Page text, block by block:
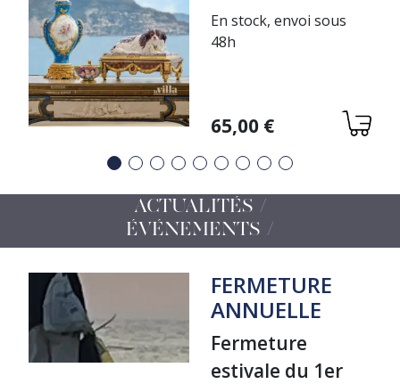
En stock, envoi sous
48h
Variations
65,00 €
Précédent
Suivant
ACTUALITÉS /
ÉVÉNEMENTS
FERMETURE
ANNUELLE
Fermeture
estivale du 1er